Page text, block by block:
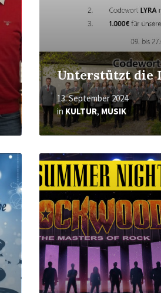
Unterstützt die
13. September 2024
in KULTUR,MUSIK
Mehr
erfahren